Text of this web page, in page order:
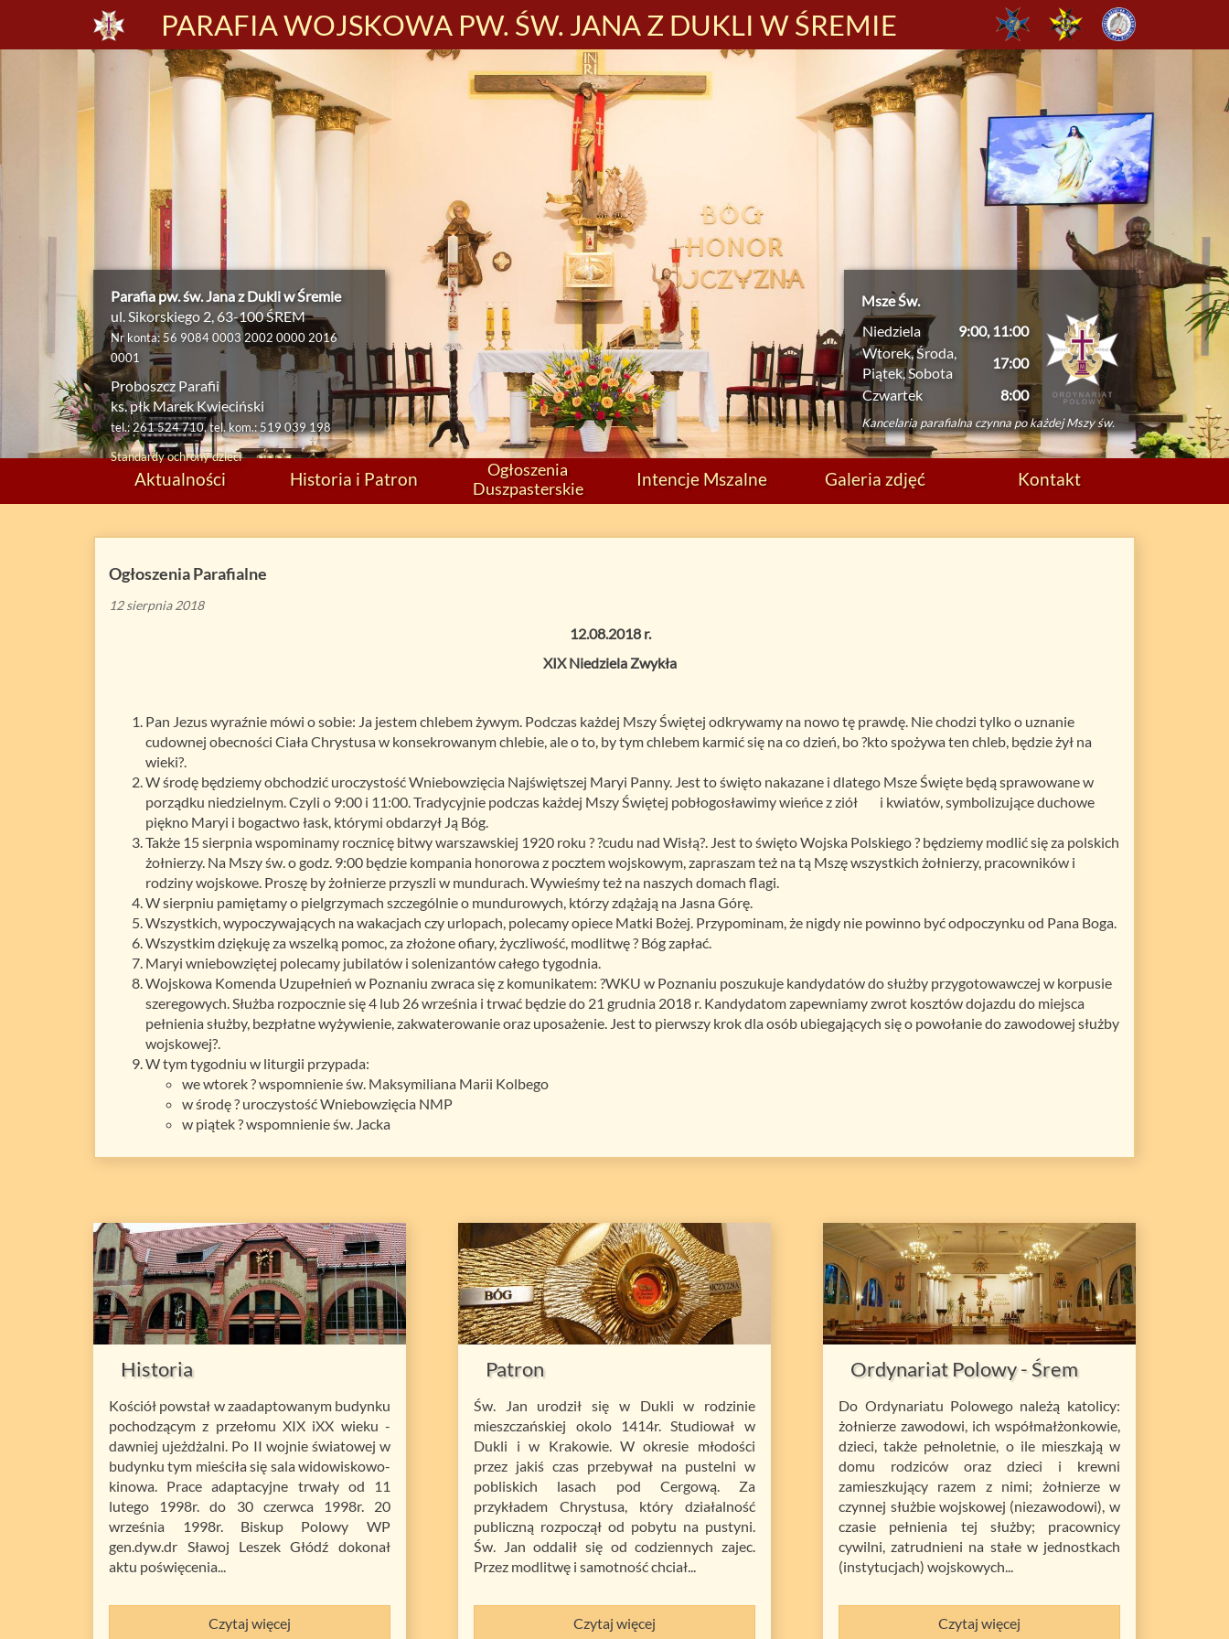
PARAFIA WOJSKOWA PW. ŚW. JANA Z DUKLI W ŚREMIE
Parafia pw. św. Jana z Dukli w Śremie
ul. Sikorskiego 2, 63-100 ŚREM
Nr konta: 56 9084 0003 2002 0000 2016
0001
Proboszcz Parafii
ks. płk Marek Kwieciński
tel.: 261 524 710, tel. kom.: 519 039 198
Standardy ochrony dzieci
Msze Św.
Niedziela
9:00, 11:00
Wtorek, Środa,
Piątek, Sobota
17:00
Czwartek
8:00
Kancelaria parafialna czynna po każdej Mszy św.
Aktualności Historia i Patron
Ogłoszenia
Duszpasterskie
Intencje Mszalne Galeria zdjęć Kontakt
Ogłoszenia Parafialne
12 sierpnia 2018
12.08.2018 r.
XIX Niedziela Zwykła
Pan Jezus wyraźnie mówi o sobie: Ja jestem chlebem żywym. Podczas każdej Mszy Świętej odkrywamy na nowo tę prawdę. Nie chodzi tylko o uznanie
cudownej obecności Ciała Chrystusa w konsekrowanym chlebie, ale o to, by tym chlebem karmić się na co dzień, bo ?kto spożywa ten chleb, będzie żył na
wieki?.
W środę będziemy obchodzić uroczystość Wniebowzięcia Najświętszej Maryi Panny. Jest to święto nakazane i dlatego Msze Święte będą sprawowane w
porządku niedzielnym. Czyli o 9:00 i 11:00. Tradycyjnie podczas każdej Mszy Świętej pobłogosławimy wieńce z ziół i kwiatów, symbolizujące duchowe
piękno Maryi i bogactwo łask, którymi obdarzył Ją Bóg.
Także 15 sierpnia wspominamy rocznicę bitwy warszawskiej 1920 roku ? ?cudu nad Wisłą?. Jest to święto Wojska Polskiego ? będziemy modlić się za polskich
żołnierzy. Na Mszy św. o godz. 9:00 będzie kompania honorowa z pocztem wojskowym, zapraszam też na tą Mszę wszystkich żołnierzy, pracowników i
rodziny wojskowe. Proszę by żołnierze przyszli w mundurach. Wywieśmy też na naszych domach flagi.
W sierpniu pamiętamy o pielgrzymach szczególnie o mundurowych, którzy zdążają na Jasna Górę.
Wszystkich, wypoczywających na wakacjach czy urlopach, polecamy opiece Matki Bożej. Przypominam, że nigdy nie powinno być odpoczynku od Pana Boga.
Wszystkim dziękuję za wszelką pomoc, za złożone ofiary, życzliwość, modlitwę ? Bóg zapłać.
Maryi wniebowziętej polecamy jubilatów i solenizantów całego tygodnia.
Wojskowa Komenda Uzupełnień w Poznaniu zwraca się z komunikatem: ?WKU w Poznaniu poszukuje kandydatów do służby przygotowawczej w korpusie
szeregowych. Służba rozpocznie się 4 lub 26 września i trwać będzie do 21 grudnia 2018 r. Kandydatom zapewniamy zwrot kosztów dojazdu do miejsca
pełnienia służby, bezpłatne wyżywienie, zakwaterowanie oraz uposażenie. Jest to pierwszy krok dla osób ubiegających się o powołanie do zawodowej służby
wojskowej?.
W tym tygodniu w liturgii przypada:
we wtorek ? wspomnienie św. Maksymiliana Marii Kolbego
w środę ? uroczystość Wniebowzięcia NMP
w piątek ? wspomnienie św. Jacka
Historia
Kościół powstał w zaadaptowanym budynku
pochodzącym z przełomu XIX iXX wieku -
dawniej ujeżdżalni. Po II wojnie światowej w
budynku tym mieściła się sala widowiskowo-
kinowa. Prace adaptacyjne trwały od 11
lutego 1998r. do 30 czerwca 1998r. 20
września 1998r. Biskup Polowy WP
gen.dyw.dr Sławoj Leszek Głódź dokonał
aktu poświęcenia...
Czytaj więcej
Patron
Św. Jan urodził się w Dukli w rodzinie
mieszczańskiej okolo 1414r. Studiował w
Dukli i w Krakowie. W okresie młodości
przez jakiś czas przebywał na pustelni w
pobliskich lasach pod Cergową. Za
przykładem Chrystusa, który działalność
publiczną rozpoczął od pobytu na pustyni.
Św. Jan oddalił się od codziennych zajec.
Przez modlitwę i samotność chciał...
Czytaj więcej
Ordynariat Polowy - Śrem
Do Ordynariatu Polowego należą katolicy:
żołnierze zawodowi, ich współmałżonkowie,
dzieci, także pełnoletnie, o ile mieszkają w
domu rodziców oraz dzieci i krewni
zamieszkujący razem z nimi; żołnierze w
czynnej służbie wojskowej (niezawodowi), w
czasie pełnienia tej służby; pracownicy
cywilni, zatrudnieni na stałe w jednostkach
(instytucjach) wojskowych...
Czytaj więcej